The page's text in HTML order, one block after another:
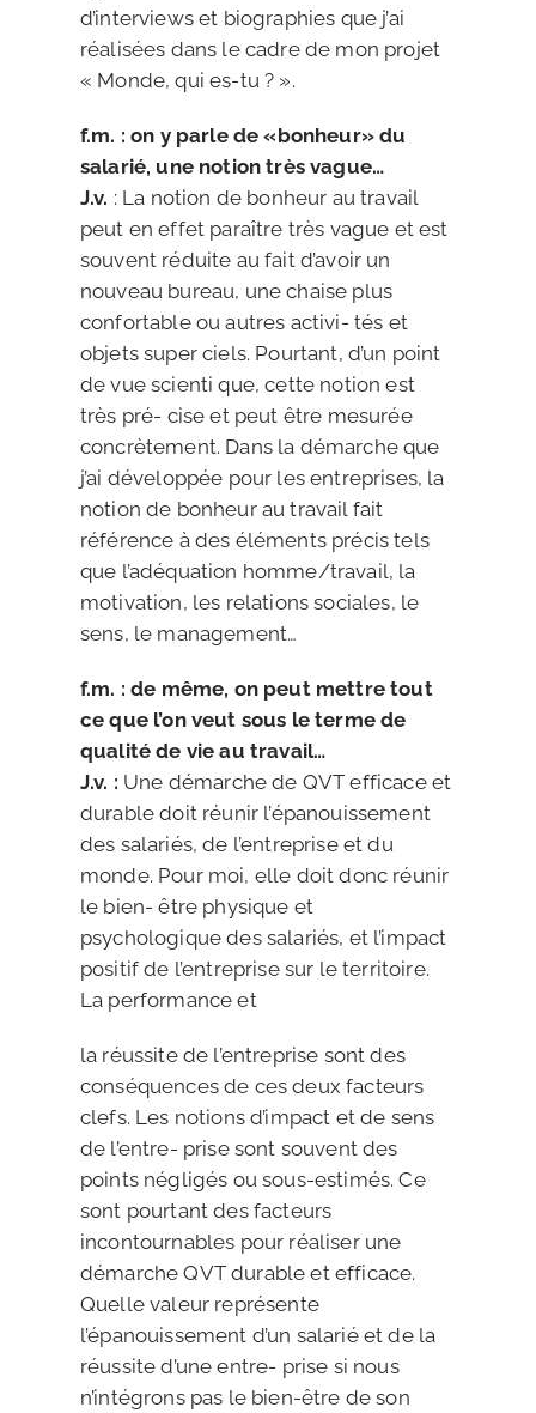
d’interviews et biographies que j’ai
réalisées dans le cadre de mon projet
« Monde, qui es-tu ? ».
f.m. : on y parle de «bonheur» du
salarié, une notion très vague…
J.v. : La notion de bonheur au travail
peut en effet paraître très vague et est
souvent réduite au fait d’avoir un
nouveau bureau, une chaise plus
confortable ou autres activi- tés et
objets super ciels. Pourtant, d’un point
de vue scienti que, cette notion est
très pré- cise et peut être mesurée
concrètement. Dans la démarche que
j’ai développée pour les entreprises, la
notion de bonheur au travail fait
référence à des éléments précis tels
que l’adéquation homme/travail, la
motivation, les relations sociales, le
sens, le management…
f.m. : de même, on peut mettre tout
ce que l’on veut sous le terme de
qualité de vie au travail…
J.v. : Une démarche de QVT efficace et
durable doit réunir l’épanouissement
des salariés, de l’entreprise et du
monde. Pour moi, elle doit donc réunir
le bien- être physique et
psychologique des salariés, et l’impact
positif de l’entreprise sur le territoire.
La performance et
la réussite de l’entreprise sont des
conséquences de ces deux facteurs
clefs. Les notions d’impact et de sens
de l’entre- prise sont souvent des
points négligés ou sous-estimés. Ce
sont pourtant des facteurs
incontournables pour réaliser une
démarche QVT durable et efficace.
Quelle valeur représente
l’épanouissement d’un salarié et de la
réussite d’une entre- prise si nous
n’intégrons pas le bien-être de son